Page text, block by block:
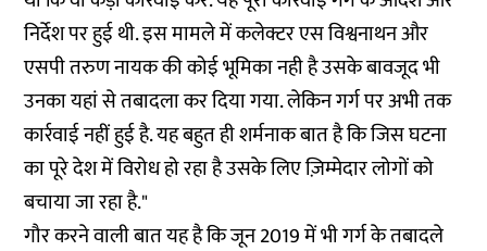
निर्देश पर हुई थी. इस मामले में कलेक्टर एस विश्वनाथन और
एसपी तरुण नायक की कोई भूमिका नही है उसके बावजूद भी
उनका यहां से तबादला कर दिया गया. लेकिन गर्ग पर अभी तक
कार्रवाई नहीं हुई है. यह बहुत ही शर्मनाक बात है कि जिस घटना
का पूरे देश में विरोध हो रहा है उसके लिए ज़िम्मेदार लोगों को
बचाया जा रहा है."
गौर करने वाली बात यह है कि जून 2019 में भी गर्ग के तबादले